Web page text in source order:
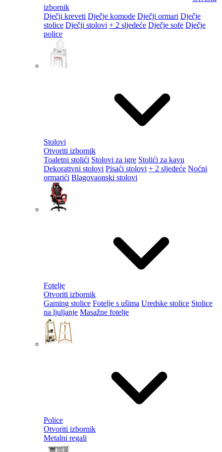
izbornik
Dječji kreveti Dječje komode Dječji ormari Dječje
stolice Dječji stolovi + 2 sljedeće Dječje sofe Dječje
police
Stolovi
Otvoriti izbornik
Toaletni stolići Stolovi za igre Stolići za kavu
Dekorativni stolovi Pisaći stolovi + 2 sljedeće Noćni
ormarići Blagovaonski stolovi
Fotelje
Otvoriti izbornik
Gaming stolice Fotelje s ušima Uredske stolice Stolice
na ljuljanje Masažne fotelje
Police
Otvoriti izbornik
Metalni regali